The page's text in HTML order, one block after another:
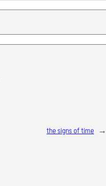
the signs of time